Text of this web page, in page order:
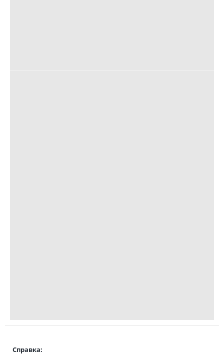
Справка: